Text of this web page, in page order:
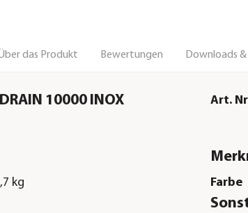
das Produkt Bewertungen Downloads
10000 INOX Art.
kg Farbe